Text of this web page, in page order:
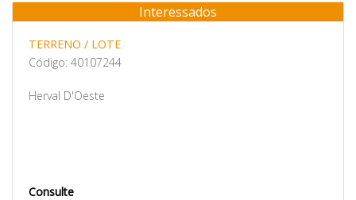
Venda
Interessados
TERRENO / LOTE
Código: 40107244
Herval D'Oeste
Consulte